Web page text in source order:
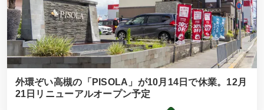
外環ぞい高槻の「PISOLA」が10月14日で休業。12月
21日リニューアルオープン予定